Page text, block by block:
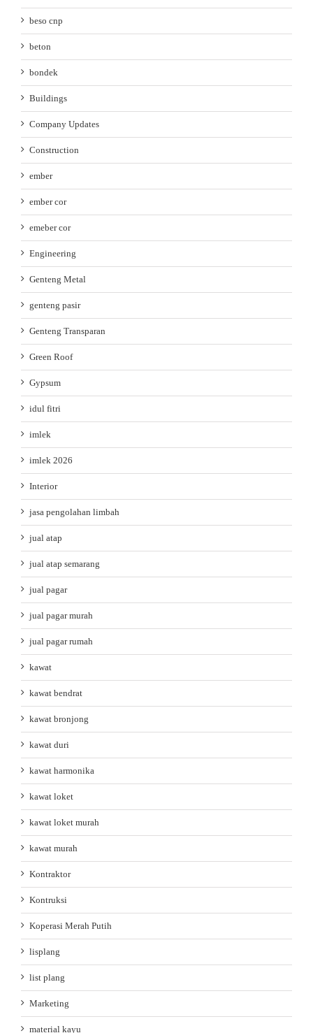
beso cnp
beton
bondek
Buildings
Company Updates
Construction
ember
ember cor
emeber cor
Engineering
Genteng Metal
genteng pasir
Genteng Transparan
Green Roof
Gypsum
idul fitri
imlek
imlek 2026
Interior
jasa pengolahan limbah
jual atap
jual atap semarang
jual pagar
jual pagar murah
jual pagar rumah
kawat
kawat bendrat
kawat bronjong
kawat duri
kawat harmonika
kawat loket
kawat loket murah
kawat murah
Kontraktor
Kontruksi
Koperasi Merah Putih
lisplang
list plang
Marketing
material kayu